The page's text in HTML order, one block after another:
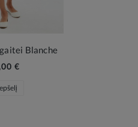
Blanche
€